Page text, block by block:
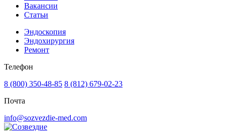
Вакансии
Статьи
Эндоскопия
Эндохирургия
Ремонт
Телефон
8 (800) 350-48-85 8 (812) 679-02-23
Почта
info@sozvezdie-med.com